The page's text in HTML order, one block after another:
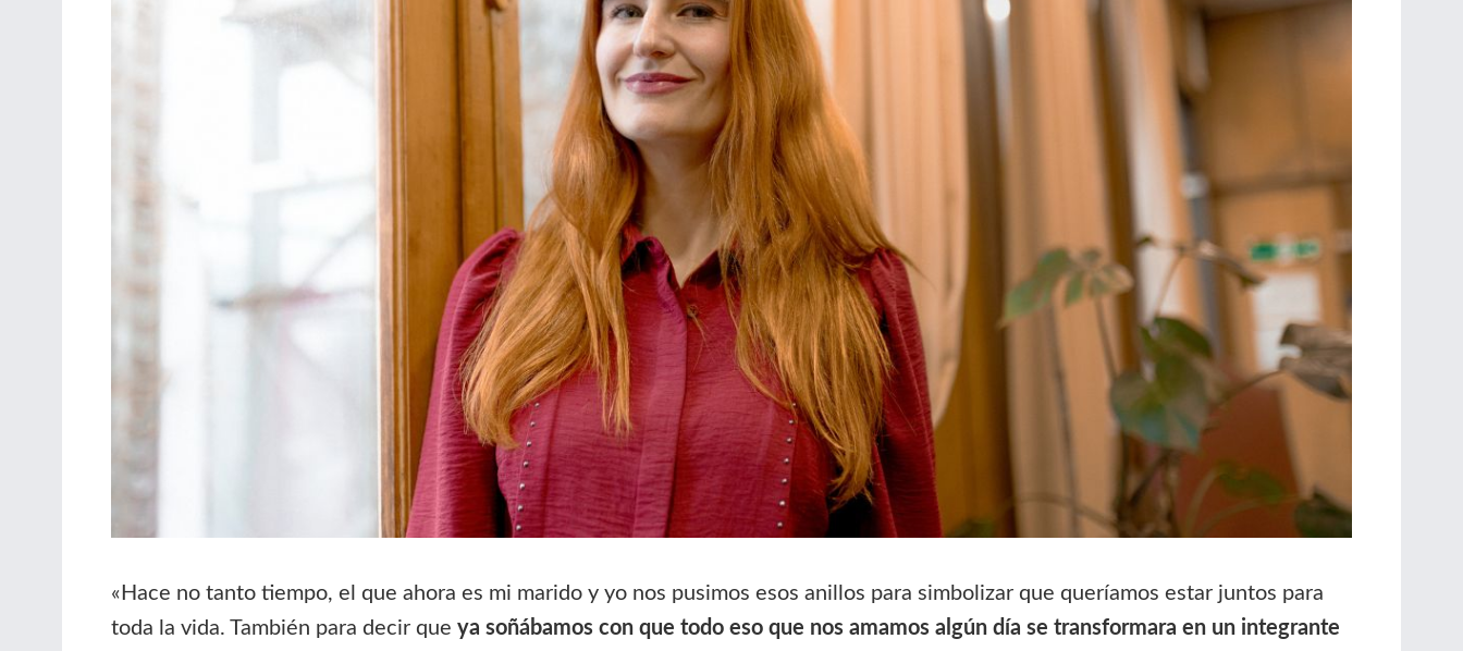
«Hace no tanto tiempo, el que ahora es mi marido y yo nos pusimos esos anillos para simbolizar que queríamos estar juntos para
toda la vida. También para decir que ya soñábamos con que todo eso que nos amamos algún día se transformara en un integrante